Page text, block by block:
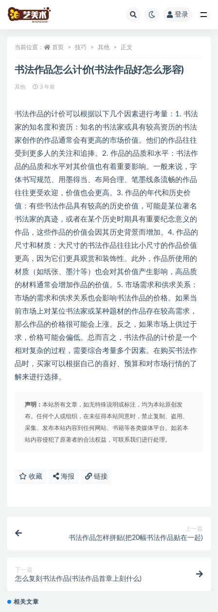
登录
当前位置： 首页 技巧 其他 正文
书法作品怎么计价(书法作品好怎么形容)
其他 3 年前
书法作品的计价可以根据以下几个因素进行考量：1. 书法
家的知名度和资历：知名的书法家或具有较高资历的书法
家创作的作品通常会有更高的市场价值。他们的作品往往
受到更多人的关注和追捧。2. 作品的品质和水平：书法作
品的品质和水平对其价值也有着重要影响。一般来说，字
体书写规范、用墨得当、布局合理、笔墨线条流畅的作品
往往更受欢迎，价值也会更高。3. 作品的年代和历史价
值：有些书法作品具有较高的历史价值，可能是某位著名
书法家的真迹，或者在某个历史时期具有重要纪念意义的
作品，这些作品的价值会因其历史背景而增加。4. 作品的
尺寸和材质：大尺寸的书法作品往往比小尺寸的作品价值
更高，因为它们更具观赏和装饰性。此外，作品所使用的
材质（如纸张、墨汁等）也会对其价值产生影响，高品质
的材料通常会增加作品的价值。5. 市场需求和供求关系：
市场的需求和供求关系也会影响书法作品的价格。如果当
前市场上对某位书法家或某种题材的作品存在较高需求，
那么作品的价格很可能会上涨。反之，如果市场上供过于
求，价格可能会偏低。总而言之，书法作品的计价是一个
相对复杂的过程，需要综合考量多个因素。在购买书法作
品时，买家可以根据自己的喜好、预算和对市场行情的了
解来进行选择。
声明： 本站所有文章，如无特殊说明或标注，均为本站原创发
布。任何个人或组织，在未征得本站同意时，禁止复制、盗用、
采集、发布本站内容到任何网站、书籍等各类媒体平台。如若本
站内容侵犯了原著者的合法权益，可联系我们进行处理。
收藏 海报 链接
上一篇
书法作品怎样拼贴(把20幅书法作品贴在一起)
下一篇
怎么复刻书法作品(书法作品首章上刻什么)
相关文章